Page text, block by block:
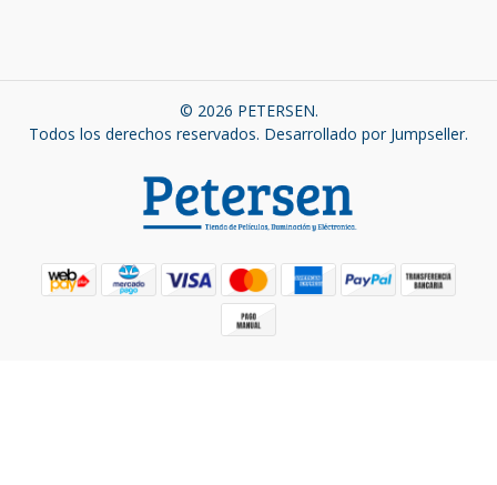
© 2026 PETERSEN.
Todos los derechos reservados. Desarrollado por Jumpseller.